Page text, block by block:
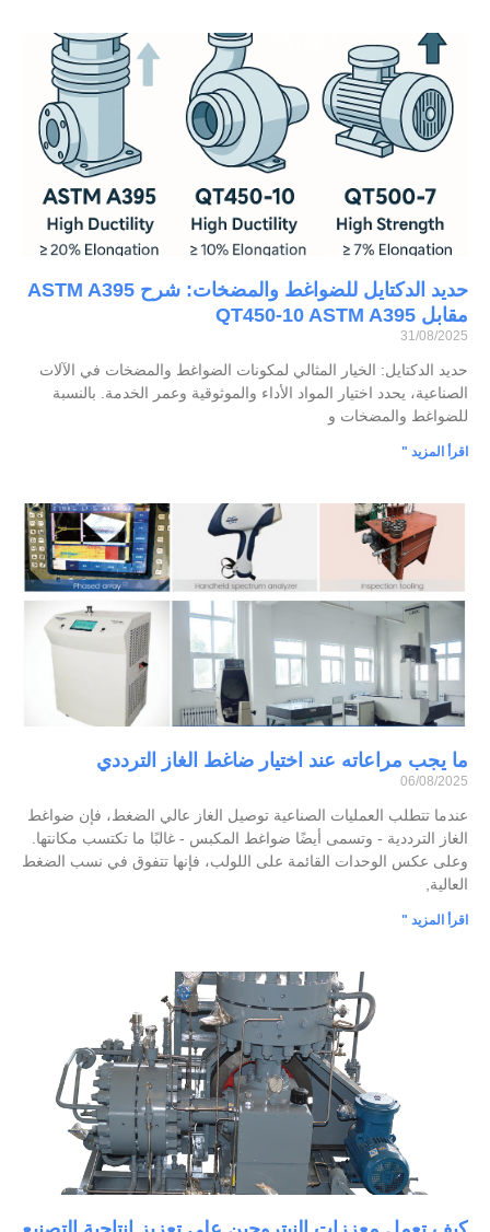
حديد الدكتايل للضواغط والمضخات: شرح ASTM A395
مقابل QT450-10 ASTM A395
31/08/2025
حديد الدكتايل: الخيار المثالي لمكونات الضواغط والمضخات في الآلات
الصناعية، يحدد اختيار المواد الأداء والموثوقية وعمر الخدمة. بالنسبة
للضواغط والمضخات و
اقرأ المزيد "
ما يجب مراعاته عند اختيار ضاغط الغاز الترددي
06/08/2025
عندما تتطلب العمليات الصناعية توصيل الغاز عالي الضغط، فإن ضواغط
الغاز الترددية - وتسمى أيضًا ضواغط المكبس - غالبًا ما تكتسب مكانتها.
وعلى عكس الوحدات القائمة على اللولب، فإنها تتفوق في نسب الضغط
العالية,
اقرأ المزيد "